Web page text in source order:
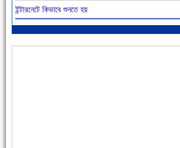
আজ বিশিষ্ট শিক্ষাবিদ এ.টি. আহমেদ হোসাইন রুশদীর ৪৬তম
ইন্টারনেটে কিভাবে শুনতে হয়